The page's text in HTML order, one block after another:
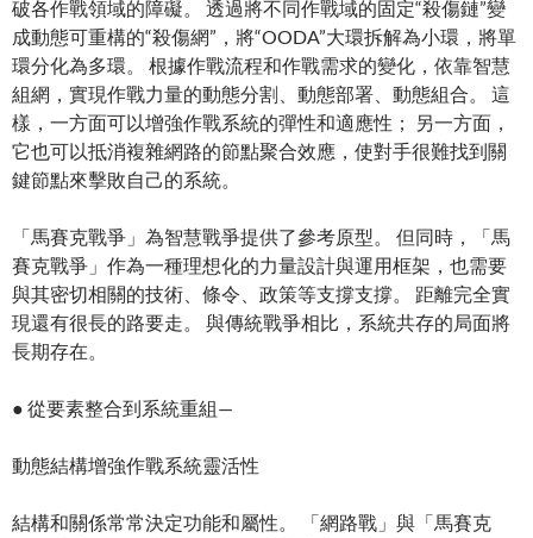
破各作戰領域的障礙。 透過將不同作戰域的固定“殺傷鏈”變
成動態可重構的“殺傷網”，將“OODA”大環拆解為小環，將單
環分化為多環。 根據作戰流程和作戰需求的變化，依靠智慧
組網，實現作戰力量的動態分割、動態部署、動態組合。 這
樣，一方面可以增強作戰系統的彈性和適應性； 另一方面，
它也可以抵消複雜網路的節點聚合效應，使對手很難找到關
鍵節點來擊敗自己的系統。
「馬賽克戰爭」為智慧戰爭提供了參考原型。 但同時，「馬
賽克戰爭」作為一種理想化的力量設計與運用框架，也需要
與其密切相關的技術、條令、政策等支撐支撐。 距離完全實
現還有很長的路要走。 與傳統戰爭相比，系統共存的局面將
長期存在。
● 從要素整合到系統重組—
動態結構增強作戰系統靈活性
結構和關係常常決定功能和屬性。 「網路戰」與「馬賽克